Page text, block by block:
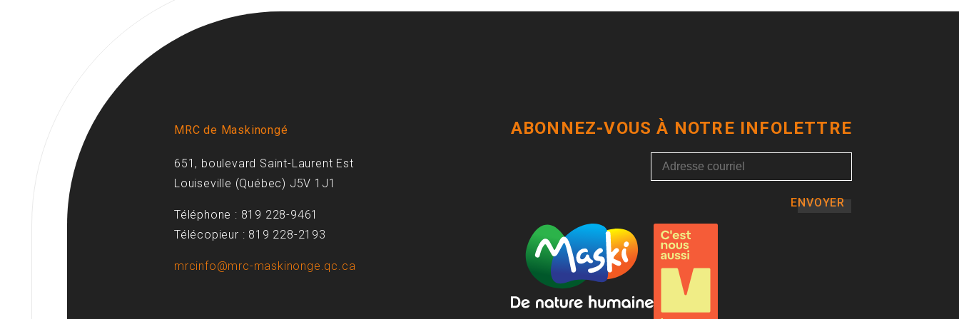
MRC de Maskinongé
651, boulevard Saint-Laurent Est
Louiseville (Québec) J5V 1J1
Téléphone : 819 228-9461
Télécopieur : 819 228-2193
mrcinfo@mrc-maskinonge.qc.ca
ABONNEZ-VOUS À NOTRE INFOLETTRE
ENVOYER